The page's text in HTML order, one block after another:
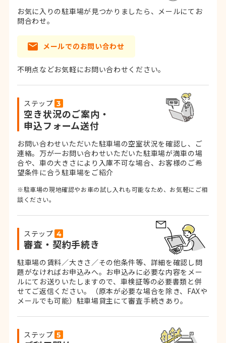
お気に入りの駐車場が見つかりましたら、メールにてお
問合わせ。
メールでのお問い合わせ
不明点などお気軽にお問い合わせください。
ステップ
空き状況のご案内・
申込フォーム送付
お問い合わせいただいた駐車場の空室状況を確認し、ご
連絡。 万が一お問い合わせいただいた駐車場が満車の場
合や、車の大きさにより入庫不可な場合、お客様のご希
望条件に合う駐車場をご紹介
※駐車場の現地確認やお車の試し入れも可能なため、お気軽にご相
談ください。
ステップ
審査・契約手続き
駐車場の賃料／大きさ／その他条件等、詳細を確認し問
題がなければお申込みへ。お申込みに必要な内容をメー
ルにてお送りいたしますので、車検証等の必要書類と併
せてご返信ください。
（原本が必要な場合を除き、FAXや
メールでも可能） 駐車場貸主にて審査手続きあり。
ステップ